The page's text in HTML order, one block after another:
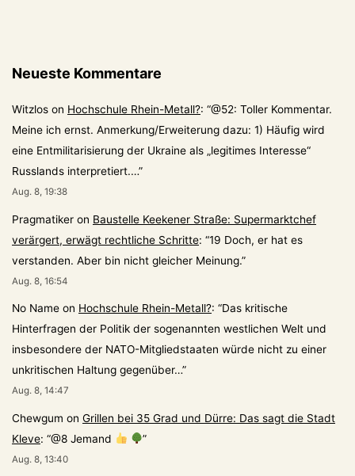
Neueste Kommentare
Witzlos on Hochschule Rhein-Metall?: “@52: Toller Kommentar.
Meine ich ernst. Anmerkung/Erweiterung dazu: 1) Häufig wird
eine Entmilitarisierung der Ukraine als „legitimes Interesse“
Russlands interpretiert.…”
Aug. 8, 19:38
Pragmatiker on Baustelle Keekener Straße: Supermarktchef
verärgert, erwägt rechtliche Schritte: “19 Doch, er hat es
verstanden. Aber bin nicht gleicher Meinung.”
Aug. 8, 16:54
No Name on Hochschule Rhein-Metall?: “Das kritische
Hinterfragen der Politik der sogenannten westlichen Welt und
insbesondere der NATO-Mitgliedstaaten würde nicht zu einer
unkritischen Haltung gegenüber…”
Aug. 8, 14:47
Chewgum on Grillen bei 35 Grad und Dürre: Das sagt die Stadt
Kleve: “@8 Jemand ”
Aug. 8, 13:40